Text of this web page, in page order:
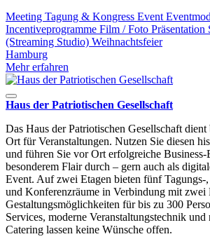
Meeting Tagung & Kongress Event
Incentiveprogramme Film / Foto Präsentation
(Streaming Studio) Weihnachtsfeier
Hamburg
Mehr erfahren
Haus der Patriotischen Gesellschaft
Das Haus der Patriotischen Gesellschaft dient
Ort für Veranstaltungen. Nutzen Sie diesen
und führen Sie vor Ort erfolgreiche Business-
besonderem Flair durch – gern auch als
Event. Auf zwei Etagen bieten fünf Tagungs-
und Konferenzräume in Verbindung mit zwei
Gestaltungsmöglichkeiten für bis zu 300
Services, moderne Veranstaltungstechnik und
Catering lassen keine Wünsche offen.